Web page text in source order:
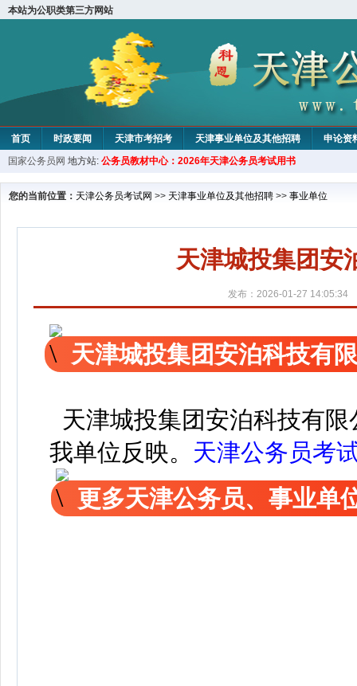
本站为公职类第三方网站
首页 时政要闻 天津市考招考 天津事业单位及其他招聘 申论资
教材中心
国家公务员网 地方站: 公务员教材中心：2026年天津公务员考试用书
您的当前位置： 天津公务员考试网 >> 天津事业单位及其他招聘 >> 事业单位
天津城投集团安
发布：2026-01-27 14:05:34
天津城投集团安泊科技有
天津城投集团安泊科技有
我单位反映。 天津公务员考
更多天津公务员、事业单